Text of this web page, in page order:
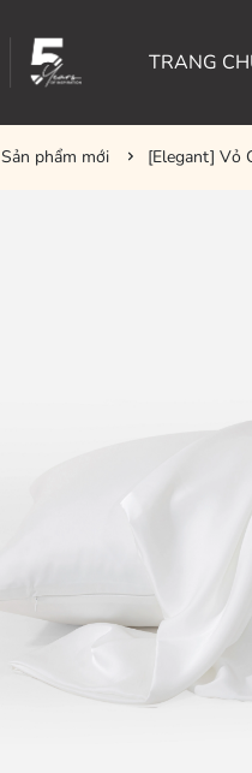
TRANG
Sản phẩm mới [Elegant] Vỏ